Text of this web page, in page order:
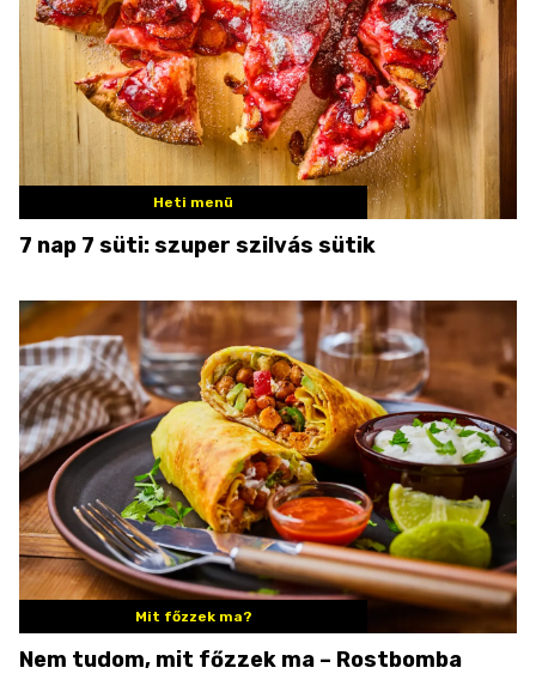
Heti menü
7 nap 7 süti: szuper szilvás sütik
Mit főzzek ma?
Nem tudom, mit főzzek ma – Rostbomba